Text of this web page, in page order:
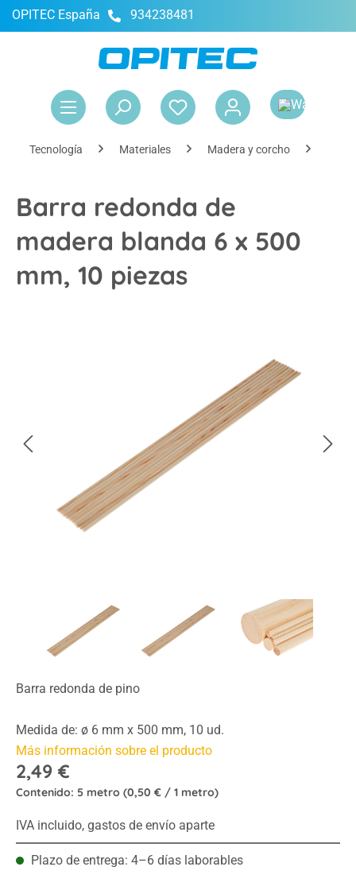
principal
OPITEC España 934238481
Tecnología Materiales Madera y corcho
Barra redonda de
madera blanda 6 x 500
mm, 10 piezas
Barra redonda de pino
Medida de: ø 6 mm x 500 mm, 10 ud.
Más información sobre el producto
2,49 €
Contenido: 5 metro (0,50 € / 1 metro)
IVA incluido, gastos de envío aparte
Plazo de entrega: 4–6 días laborables